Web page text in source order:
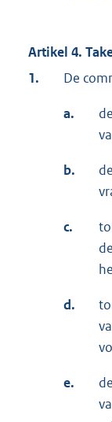
Artikel 4.
1.
De
a.
b.
c.
d.
e.